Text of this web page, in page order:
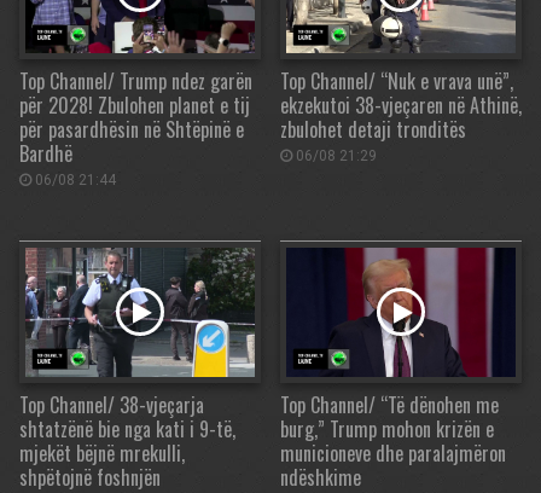
Top Channel/ Trump ndez garën
për 2028! Zbulohen planet e tij
për pasardhësin në Shtëpinë e
Bardhë
06/08 21:44
Top Channel/ “Nuk e vrava unë”,
ekzekutoi 38-vjeçaren në Athinë,
zbulohet detaji tronditës
06/08 21:29
Top Channel/ 38-vjeçarja
shtatzënë bie nga kati i 9-të,
mjekët bëjnë mrekulli,
shpëtojnë foshnjën
Top Channel/ “Të dënohen me
burg,” Trump mohon krizën e
municioneve dhe paralajmëron
ndëshkime